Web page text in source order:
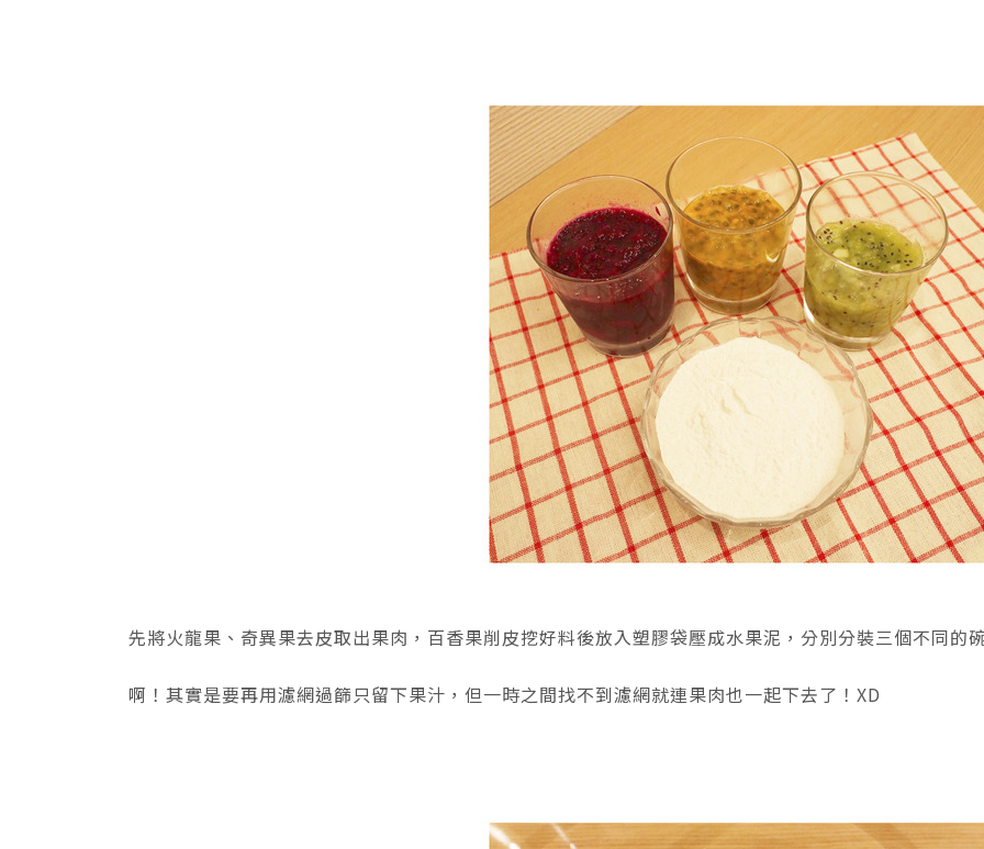
先將火龍果、奇異果去皮取出果肉，百香果削皮挖好料後放入塑膠袋壓成水果泥，分別分裝三個不同的
啊！其實是要再用濾網過篩只留下果汁，但一時之間找不到濾網就連果肉也一起下去了！XD